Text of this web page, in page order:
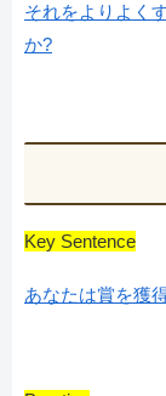
それをよりよく
か?
Key Sentence
あなたは賞を獲